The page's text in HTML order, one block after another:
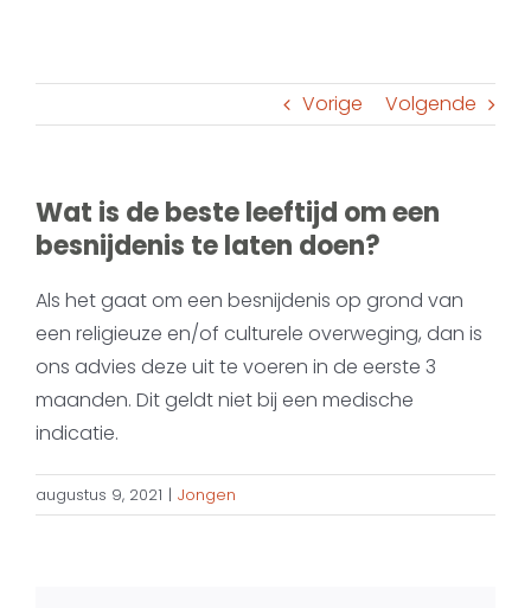
Vorige Volgende
Wat is de beste leeftijd om een
besnijdenis te laten doen?
Als het gaat om een besnijdenis op grond van
een religieuze en/of culturele overweging, dan is
ons advies deze uit te voeren in de eerste 3
maanden. Dit geldt niet bij een medische
indicatie.
augustus 9, 2021 | Jongen